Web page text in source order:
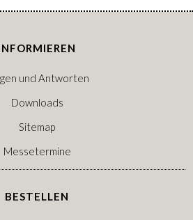
und Antworten
Downloads
Sitemap
Messetermine
BESTELLEN